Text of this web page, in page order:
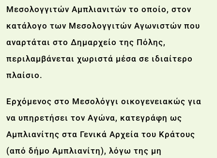
Μεσολογγιτών Αμπλιανιτών το οποίο, στον
κατάλογο των Μεσολογγιτών Αγωνιστών που
αναρτάται στο Δημαρχείο της Πόλης,
περιλαμβάνεται χωριστά μέσα σε ιδιαίτερο
πλαίσιο.
Ερχόμενος στο Μεσολόγγι οικογενειακώς για
να υπηρετήσει τον Αγώνα, κατεγράφη ως
Αμπλιανίτης στα Γενικά Αρχεία του Κράτους
(από δήμο Αμπλιανίτη), λόγω της μη